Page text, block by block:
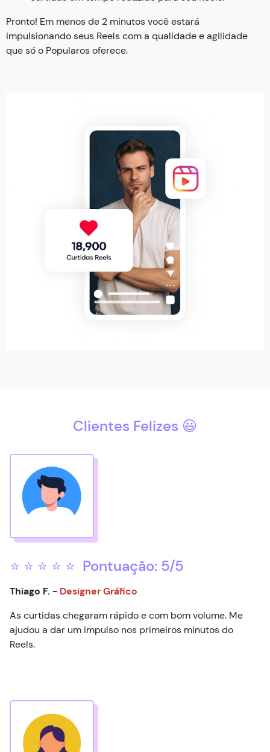
Pronto! Em menos de 2 minutos você estará
impulsionando seus Reels com a qualidade e agilidade
que só o Popularos oferece.
Clientes Felizes 😃
⭐ ⭐ ⭐ ⭐ ⭐ Pontuação: 5/5
Thiago F. - Designer Gráfico
As curtidas chegaram rápido e com bom volume. Me
ajudou a dar um impulso nos primeiros minutos do
Reels.